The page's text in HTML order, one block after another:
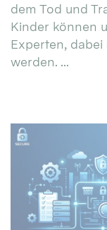
dem Tod und
Kinder können
Experten,
werden. ...